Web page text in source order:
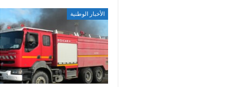
الأخبار الوطنية